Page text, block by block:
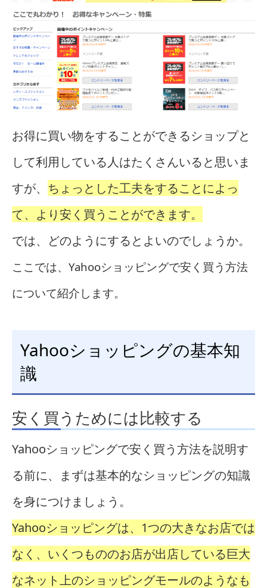
お得に買い物をすることができるショップと
して利用している人はたくさんいると思いま
すが、 ちょっとした工夫をすることによっ
て、より安く買うことができます。
では、どのようにするとよいのでしょうか。
ここでは、Yahooショッピングで安く買う方法
について紹介します。
Yahooショッピングの基本知
識
安く買うためには比較する
Yahooショッピングで安く買う方法を説明す
る前に、まずは基本的なショッピングの知識
を身につけましょう。
Yahooショッピングは、1つの大きなお店では
なく、いくつもののお店が出店している巨大
なネット上のショッピングモールのようなも